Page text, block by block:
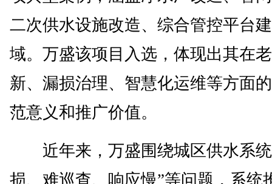
二次供水设施改造、综合管控平台
域。万盛该项目入选，体现出其在
新、漏损治理、智慧化运维等方面
范意义和推广价值。
近年来，万盛围绕城区供水系统
损、难巡查、响应慢”等问题，系统